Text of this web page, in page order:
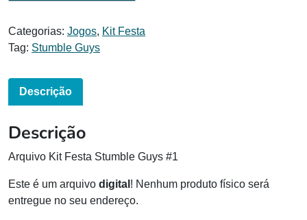
Categorias: Jogos, Kit Festa
Tag: Stumble Guys
Descrição
Descrição
Arquivo Kit Festa Stumble Guys #1
Este é um arquivo digital ! Nenhum produto físico será
entregue no seu endereço.